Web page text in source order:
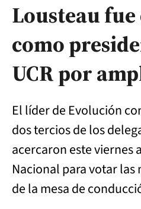
Lousteau
como
UCR por
El líder de Evolución
dos tercios de los
acercaron este viernes
Nacional para votar
de la mesa de